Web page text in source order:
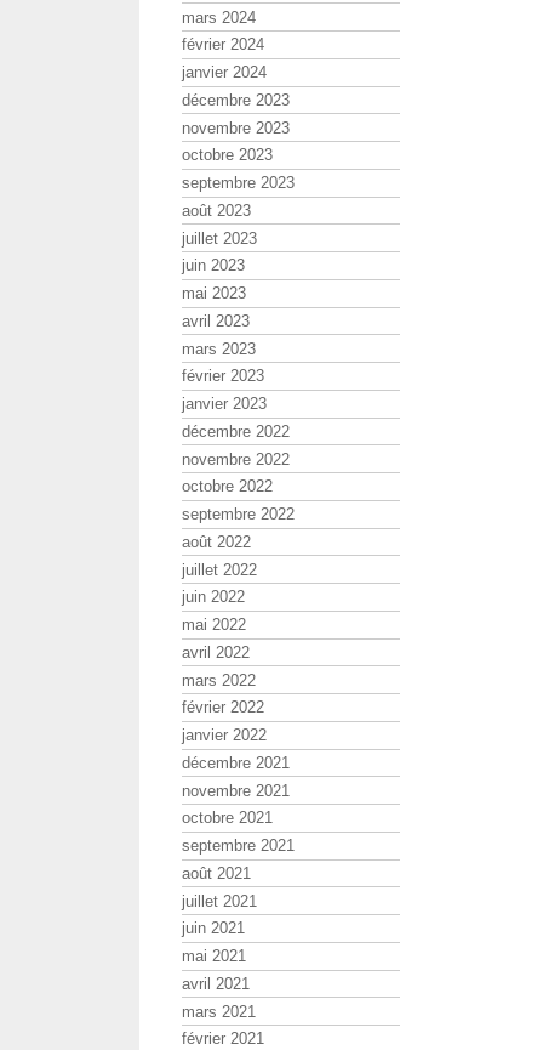
mars 2024
février 2024
janvier 2024
décembre 2023
novembre 2023
octobre 2023
septembre 2023
août 2023
juillet 2023
juin 2023
mai 2023
avril 2023
mars 2023
février 2023
janvier 2023
décembre 2022
novembre 2022
octobre 2022
septembre 2022
août 2022
juillet 2022
juin 2022
mai 2022
avril 2022
mars 2022
février 2022
janvier 2022
décembre 2021
novembre 2021
octobre 2021
septembre 2021
août 2021
juillet 2021
juin 2021
mai 2021
avril 2021
mars 2021
février 2021